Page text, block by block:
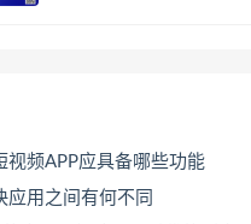
视频APP应具备哪些功能
应用之间有何不同